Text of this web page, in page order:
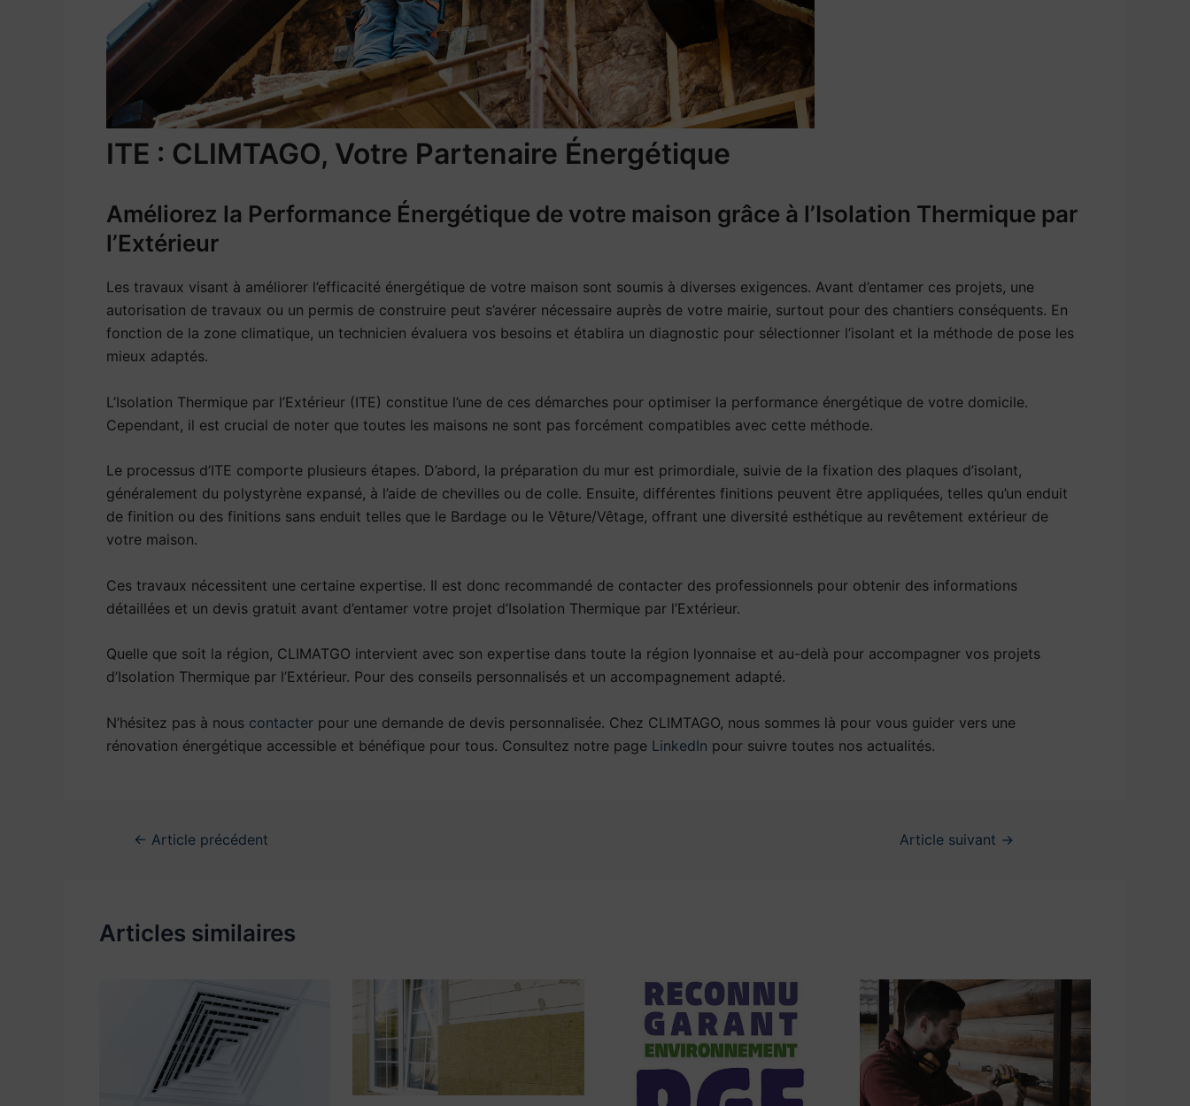
ITE : CLIMTAGO, Votre Partenaire Énergétique
Améliorez la Performance Énergétique de votre maison grâce à l’Isolation Thermique par
l’Extérieur
Les travaux visant à améliorer l’efficacité énergétique de votre maison sont soumis à diverses exigences. Avant d’entamer ces projets, une
autorisation de travaux ou un permis de construire peut s’avérer nécessaire auprès de votre mairie, surtout pour des chantiers conséquents. En
fonction de la zone climatique, un technicien évaluera vos besoins et établira un diagnostic pour sélectionner l’isolant et la méthode de pose les
mieux adaptés.
L’Isolation Thermique par l’Extérieur (ITE) constitue l’une de ces démarches pour optimiser la performance énergétique de votre domicile.
Cependant, il est crucial de noter que toutes les maisons ne sont pas forcément compatibles avec cette méthode.
Le processus d’ITE comporte plusieurs étapes. D’abord, la préparation du mur est primordiale, suivie de la fixation des plaques d’isolant,
généralement du polystyrène expansé, à l’aide de chevilles ou de colle. Ensuite, différentes finitions peuvent être appliquées, telles qu’un enduit
de finition ou des finitions sans enduit telles que le Bardage ou le Vêture/Vêtage, offrant une diversité esthétique au revêtement extérieur de
votre maison.
Ces travaux nécessitent une certaine expertise. Il est donc recommandé de contacter des professionnels pour obtenir des informations
détaillées et un devis gratuit avant d’entamer votre projet d’Isolation Thermique par l’Extérieur.
Quelle que soit la région, CLIMATGO intervient avec son expertise dans toute la région lyonnaise et au-delà pour accompagner vos projets
d’Isolation Thermique par l’Extérieur. Pour des conseils personnalisés et un accompagnement adapté.
N’hésitez pas à nous contacter pour une demande de devis personnalisée. Chez CLIMTAGO, nous sommes là pour vous guider vers une
rénovation énergétique accessible et bénéfique pour tous. Consultez notre page LinkedIn pour suivre toutes nos actualités.
← Article précédent Article suivant →
Articles similaires